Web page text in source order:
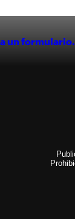
un formulario.